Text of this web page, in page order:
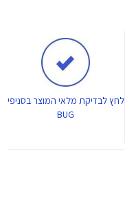
לחץלבדיקת מלאי המוצר בסניפי
BUG